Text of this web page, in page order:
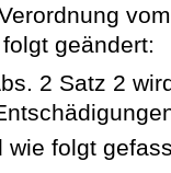
geändert:
2 Satz 2
wie folgt